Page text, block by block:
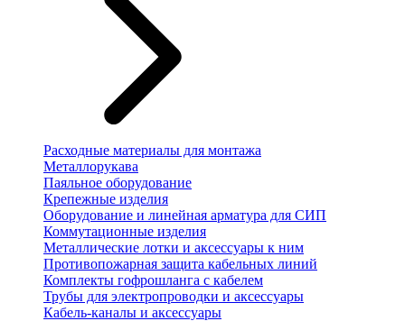
Расходные материалы для монтажа
Металлорукава
Паяльное оборудование
Крепежные изделия
Оборудование и линейная арматура для СИП
Коммутационные изделия
Металлические лотки и аксессуары к ним
Противопожарная защита кабельных линий
Комплекты гофрошланга с кабелем
Трубы для электропроводки и аксессуары
Кабель-каналы и аксессуары